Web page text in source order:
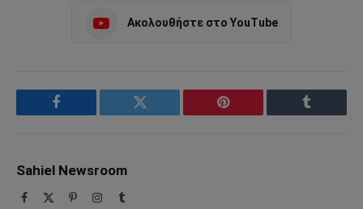
Ακολουθήστε στο YouTube
Facebook Twitter Pinterest Tumblr
Sahiel Newsroom
Facebook PinterestInstagram
Tumblr